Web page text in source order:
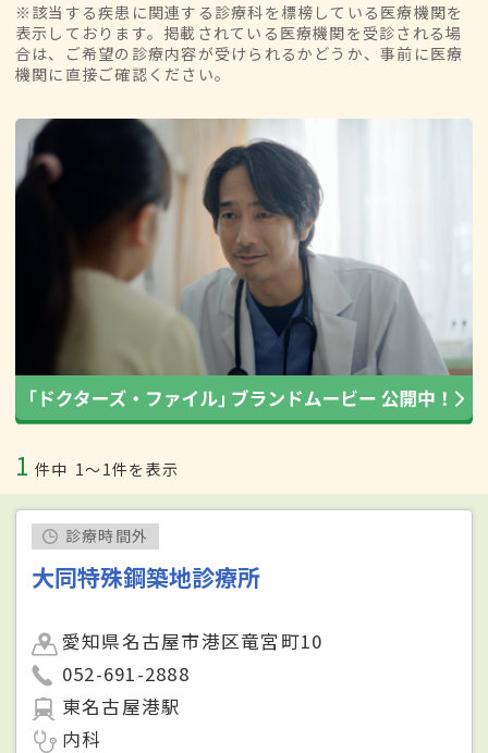
※該当する疾患に関連する診療科を標榜している医療機関を
表示しております。掲載されている医療機関を受診される場
合は、ご希望の診療内容が受けられるかどうか、事前に医療
機関に直接ご確認ください。
1 件中 1〜1件を表示
診療時間外
大同特殊鋼築地診療所
愛知県名古屋市港区竜宮町10
052-691-2888
東名古屋港駅
内科